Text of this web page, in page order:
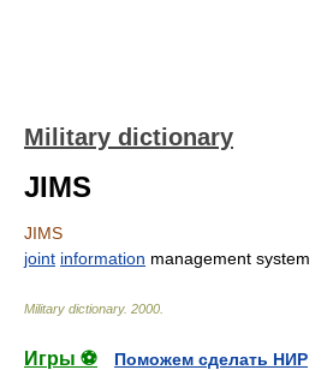
Military dictionary
JIMS
JIMS
joint information management system
Military dictionary. 2000
Игры ⚽
Поможем сделать НИР